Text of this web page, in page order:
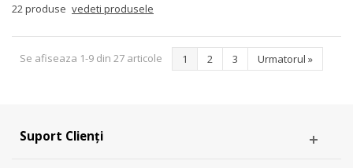
22 produse vedeti produsele
1 2 3 Urmatorul »
Se afiseaza 1-9 din 27 articole
Suport Clienți